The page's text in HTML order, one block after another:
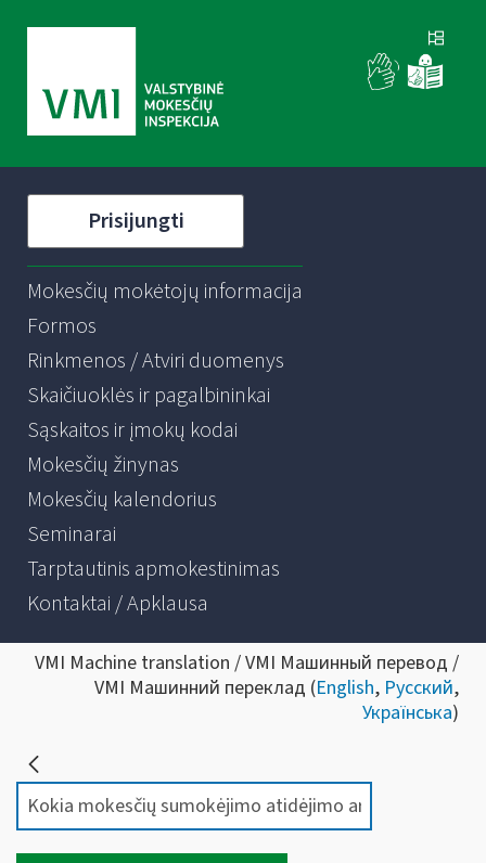
Prisijungti
Mokesčių mokėtojų informacija
Formos
Rinkmenos / Atviri duomenys
Skaičiuoklės ir pagalbininkai
Sąskaitos ir įmokų kodai
Mokesčių žinynas
Mokesčių kalendorius
Seminarai
Tarptautinis apmokestinimas
Kontaktai / Apklausa
VMI Machine translation / VMI Машинный перевод /
VMI Машинний переклад (English, Русский,
Українська)